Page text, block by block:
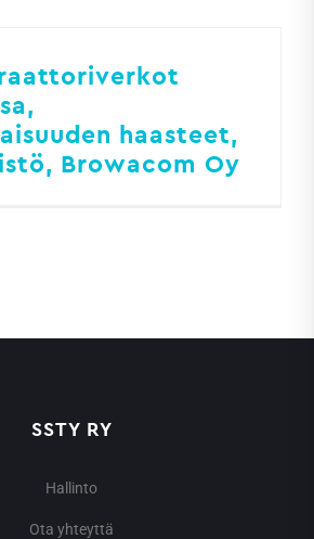
haasteet,
Browacom Oy
SSTY RY
Hallinto
Ota yhteyttä